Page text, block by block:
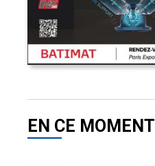
EN CE MOMENT